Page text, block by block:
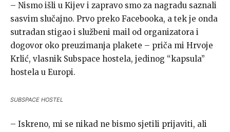
– Nismo išli u Kijev i zapravo smo za nagradu saznali
sasvim slučajno. Prvo preko Facebooka, a tek je onda
sutradan stigao i službeni mail od organizatora i
dogovor oko preuzimanja plakete – priča mi Hrvoje
Krlić, vlasnik Subspace hostela, jedinog “kapsula”
hostela u Europi.
SUBSPACE HOSTEL
– Iskreno, mi se nikad ne bismo sjetili prijaviti, ali